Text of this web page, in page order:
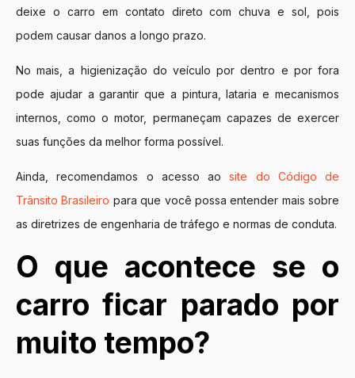
deixe o carro em contato direto com chuva e sol, pois
podem causar danos a longo prazo.
No mais, a higienização do veículo por dentro e por fora
pode ajudar a garantir que a pintura, lataria e mecanismos
internos, como o motor, permaneçam capazes de exercer
suas funções da melhor forma possível.
Ainda, recomendamos o acesso aosite do Código de
Trânsito Brasileiro para que você possa entender mais sobre
as diretrizes de engenharia de tráfego e normas de conduta.
O que acontece se o
carro ficar parado por
muito tempo?